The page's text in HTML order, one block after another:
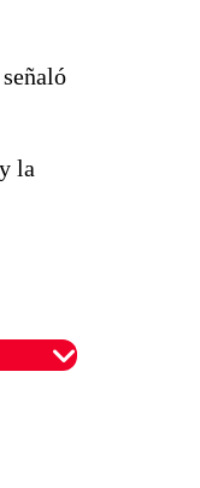
señaló
y la